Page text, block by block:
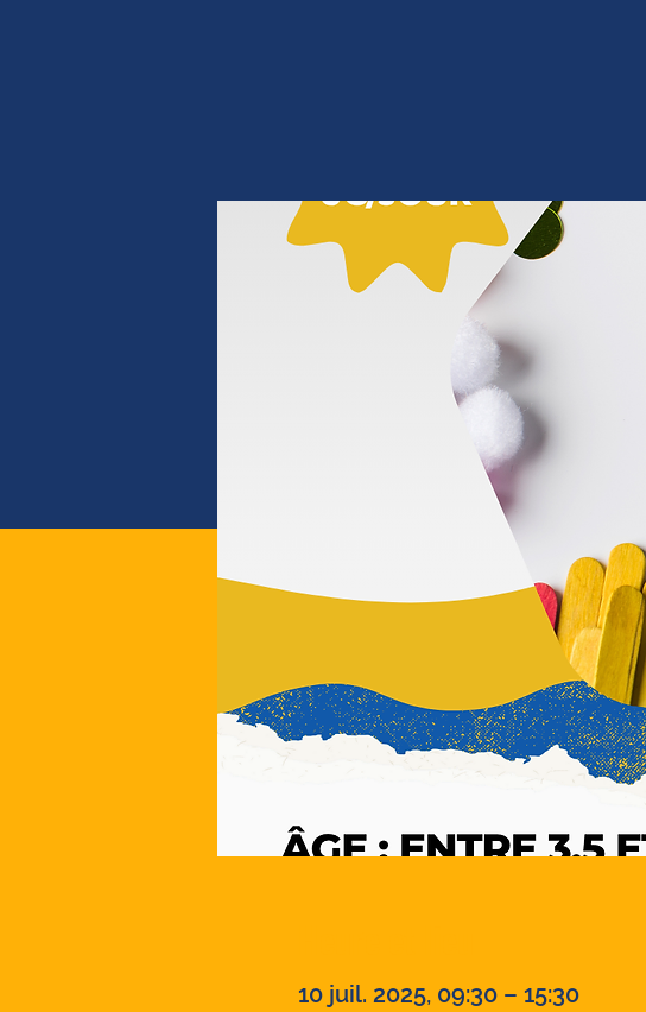
10 juil. 2025, 09:30 – 15:30